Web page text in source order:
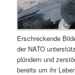
Erschreckende
der NATO
plündern und
bereits um ihr